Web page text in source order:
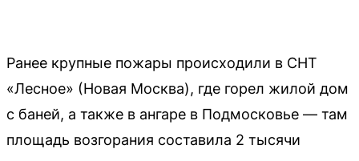
Ранее крупные пожары происходили в СНТ
«Лесное» (Новая Москва), где горел жилой дом
с баней, а также в ангаре в Подмосковье — там
площадь возгорания составила 2 тысячи